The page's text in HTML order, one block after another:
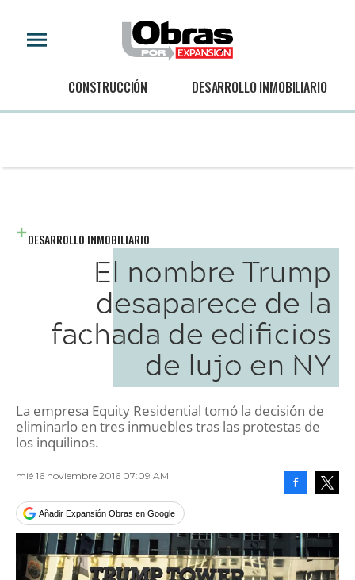
CONSTRUCCIÓN DESARROLLO INMOBILIARIO
DESARROLLO INMOBILIARIO
El nombre Trump
desaparece de la
fachada de edificios
de lujo en NY
La empresa Equity Residential tomó la decisión de
eliminarlo en tres inmuebles tras las protestas de
los inquilinos.
mié 16 noviembre 2016 07:09 AM
Añadir Expansión Obras en Google